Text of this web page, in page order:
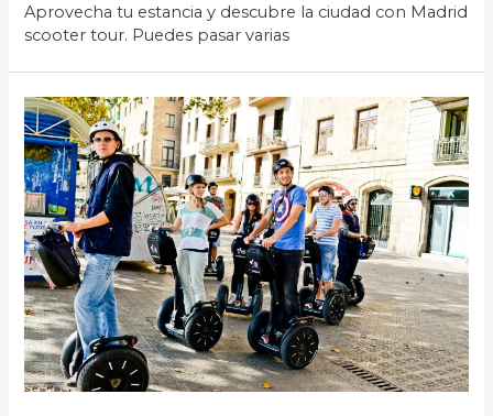
Aprovecha tu estancia y descubre la ciudad con Madrid
scooter tour. Puedes pasar varias